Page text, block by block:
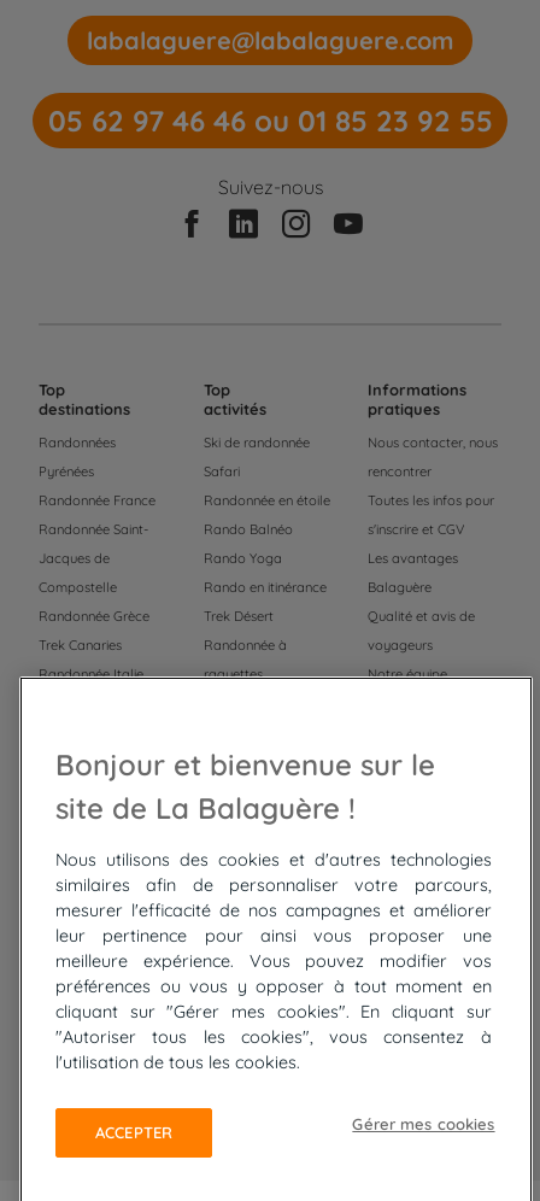
labalaguere@labalaguere.com
05 62 97 46 46 ou 01 85 23 92 55
Suivez-nous
Top
destinations
Randonnées
Pyrénées
Randonnée France
Randonnée Saint-
Jacques de
Compostelle
Randonnée Grèce
Trek Canaries
Randonnée Italie
Trek Mauritanie
Top
activités
Ski de randonnée
Safari
Randonnée en étoile
Rando Balnéo
Rando Yoga
Rando en itinérance
Trek Désert
Randonnée à
raquettes
Trek
Informations
pratiques
Nous contacter, nous
rencontrer
Toutes les infos pour
s'inscrire et CGV
Les avantages
Balaguère
Qualité et avis de
voyageurs
Notre équipe
Top
circuits
Tour du lac de Constance à vélo
Cyclades : Amorgos et Naxos
Randonnée aux Bardenas Reales
De Collioure à Cadaquès à pied
Découverte des trésors de Madère
Rando Réunion en douceur
Trek sur Tenerife
Bonjour et bienvenue sur le
site de La Balaguère !
Nous utilisons des cookies et d'autres technologies
similaires afin de personnaliser votre parcours,
mesurer l'efficacité de nos campagnes et améliorer
leur pertinence pour ainsi vous proposer une
meilleure expérience. Vous pouvez modifier vos
préférences ou vous y opposer à tout moment en
cliquant sur "Gérer mes cookies". En cliquant sur
"Autoriser tous les cookies", vous consentez à
l'utilisation de tous les cookies.
Gérer mes cookies
ACCEPTER